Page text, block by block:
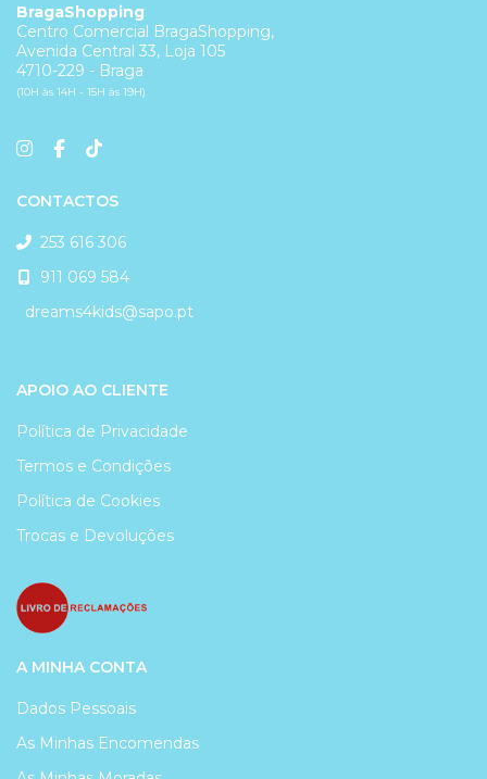
BragaShopping
Centro Comercial BragaShopping,
Avenida Central 33, Loja 105
4710-229 - Braga
(10H às 14H - 15H às 19H)
CONTACTOS
253 616 306
911 069 584
dreams4kids@sapo.pt
APOIO AO CLIENTE
Política de Privacidade
Termos e Condições
Política de Cookies
Trocas e Devoluções
A MINHA CONTA
Dados Pessoais
As Minhas Encomendas